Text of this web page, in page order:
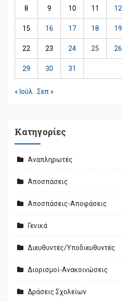
8 9 10 11 12
15 16 17 18 19
22 23 24 25 26
29 30 31
« Ιούλ Σεπ »
Kατηγορίες
Αναπληρωτές
Αποσπάσεις
Αποσπάσεις-Αποφάσεις
Γενικά
Διευθυντές/Υποδιευθυντές
Διορισμοί-Ανακοινώσεις
Δράσεις Σχολείων